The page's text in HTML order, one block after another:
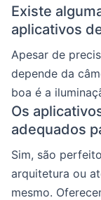
Existe
aplicativos
Apesar de
depende da
boa é a
Os
adequados
Sim, são
arquitetura ou
mesmo.